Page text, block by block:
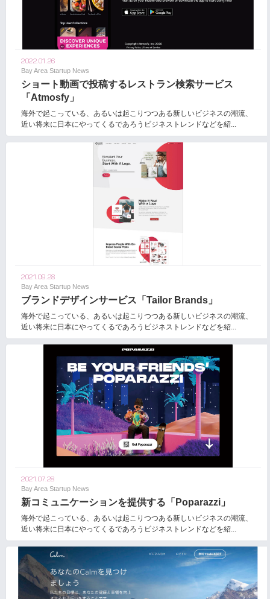
2022.01.26
Bay Area Startup News
ショート動画で投稿するレストラン検索サービス
「Atmosfy」
海外で起こっている、あるいは起こりつつある新しいビジネスの潮流、
近い将来に日本にやってくるであろうビジネストレンドなどを紹...
2021.09.28
Bay Area Startup News
ブランドデザインサービス「Tailor Brands」
海外で起こっている、あるいは起こりつつある新しいビジネスの潮流、
近い将来に日本にやってくるであろうビジネストレンドなどを紹...
2021.07.28
Bay Area Startup News
新コミュニケーションを提供する「Poparazzi」
海外で起こっている、あるいは起こりつつある新しいビジネスの潮流、
近い将来に日本にやってくるであろうビジネストレンドなどを紹...